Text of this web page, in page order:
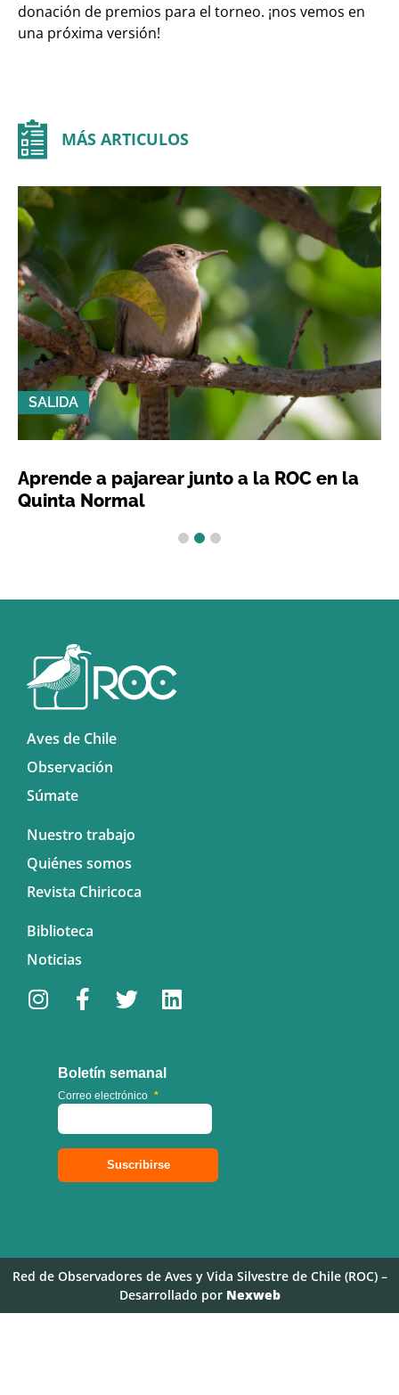
donación de premios para el torneo. ¡nos vemos en
una próxima versión!
MÁS ARTICULOS
SALIDA
Aprende a pajarear junto a la ROC en la
Quinta Normal
Aves de Chile
Observación
Súmate
Nuestro trabajo
Quiénes somos
Revista Chiricoca
Biblioteca
Noticias
Boletín semanal
Correo electrónico *
Red de Observadores de Aves y Vida Silvestre de Chile (ROC) –
Desarrollado por Nexweb